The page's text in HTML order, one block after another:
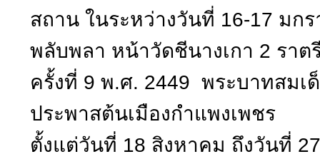
สถาน ในระหว่างวันที่ 16-17 มก
พลับพลา หน้าวัดชีนางเกา 2 ราต
ครั้งที่ 9 พ.ศ. 2449 พระบาทสมเ
ประพาสต้นเมืองกำแพงเพชร
ตั้งแต่วันที่ 18 สิงหาคม ถึงวันที่